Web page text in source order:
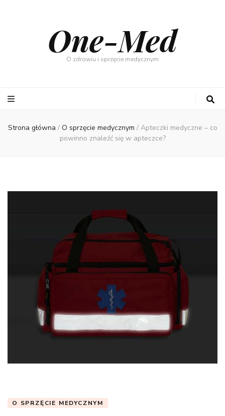
One-Med
O zdrowiu i sprzęcie medycznym
Strona główna / O sprzęcie medycznym / Apteczki medyczne – co
powinno znaleźć się w apteczce?
O SPRZĘCIE MEDYCZNYM